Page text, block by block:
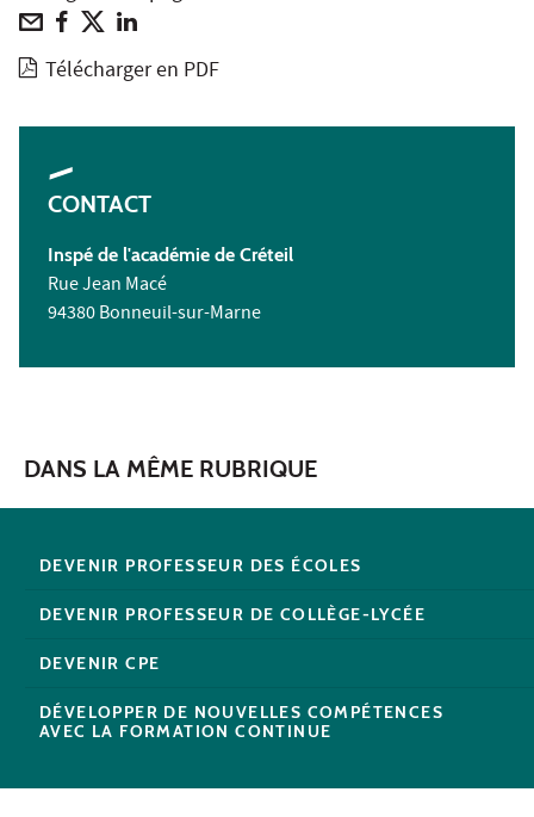
Télécharger en PDF
CONTACT
Inspé de l'académie de Créteil
Rue Jean Macé
94380 Bonneuil-sur-Marne
DANS LA MÊME RUBRIQUE
DEVENIR PROFESSEUR DES ÉCOLES
DEVENIR PROFESSEUR DE COLLÈGE-LYCÉE
DEVENIR CPE
DÉVELOPPER DE NOUVELLES COMPÉTENCES
AVEC LA FORMATION CONTINUE